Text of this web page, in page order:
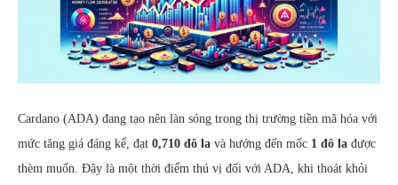
Cardano (ADA) đang tạo nên làn sóng trong thị trường tiền mã hóa với
mức tăng giá đáng kể, đạt 0,710 đô la và hướng đến mốc 1 đô la được
thèm muốn. Đây là một thời điểm thú vị đối với ADA, khi thoát khỏi